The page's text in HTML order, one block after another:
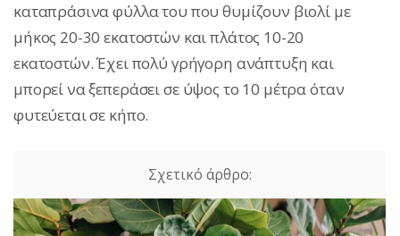
καταπράσινα φύλλα του που θυμίζουν βιολί με
μήκος 20-30 εκατοστών και πλάτος 10-20
εκατοστών. Έχει πολύ γρήγορη ανάπτυξη και
μπορεί να ξεπεράσει σε ύψος το 10 μέτρα όταν
φυτεύεται σε κήπο.